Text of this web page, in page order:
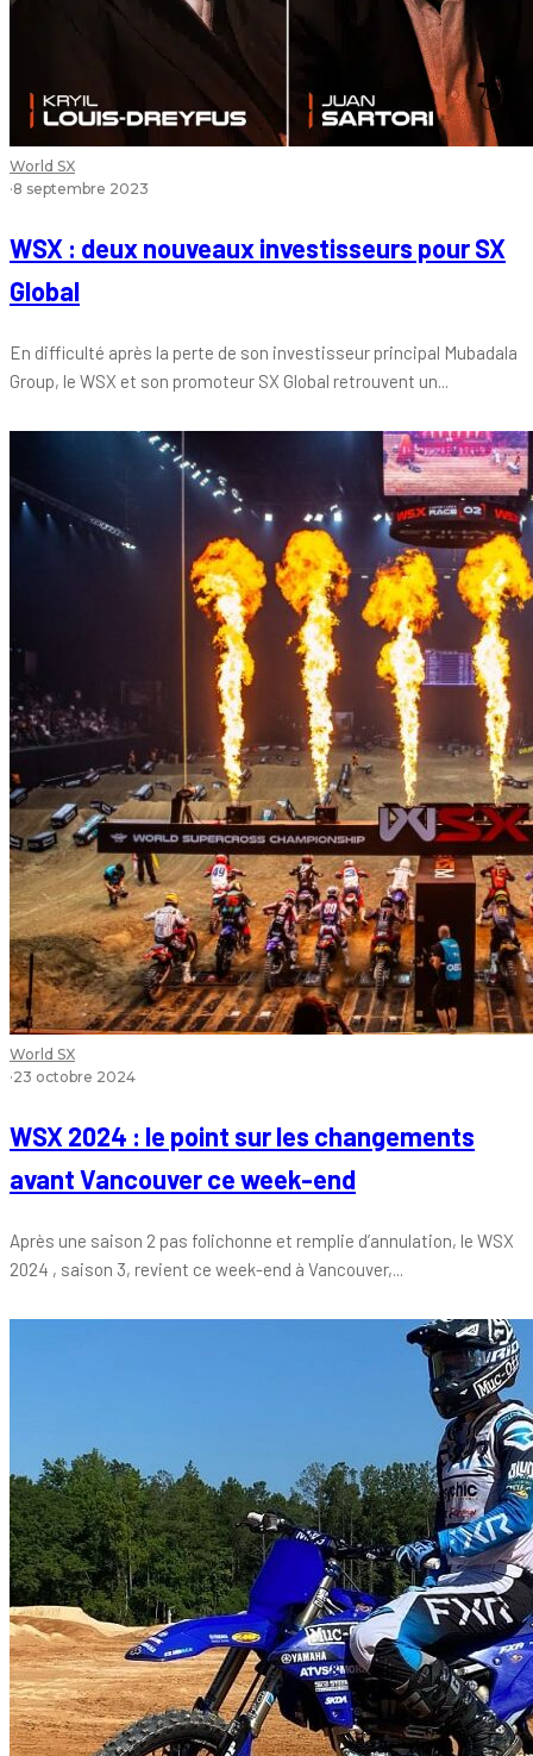
World SX
·8 septembre 2023
WSX : deux nouveaux investisseurs pour SX
Global
En difficulté après la perte de son investisseur principal Mubadala
Group, le WSX et son promoteur SX Global retrouvent un...
World SX
·23 octobre 2024
WSX 2024 : le point sur les changements
avant Vancouver ce week-end
Après une saison 2 pas folichonne et remplie d’annulation, le WSX
2024 , saison 3, revient ce week-end à Vancouver,...